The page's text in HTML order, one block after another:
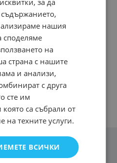
за да
нашия
споделяме
на
страна с нашите
и анализи,
с друга
сте им
са събрали от
на техните услуги.
ВСИЧКИ